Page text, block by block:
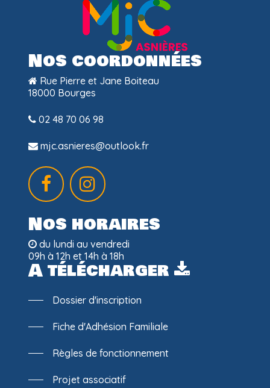
Nos coordonnées
Rue Pierre et Jane Boiteau
18000 Bourges
02 48 70 06 98
mjc.asnieres@outlook.fr
Nos horaires
du lundi au vendredi
09h à 12h et 14h à 18h
A télécharger
Dossier d'inscription
Fiche d'Adhésion Familiale
Règles de fonctionnement
Projet associatif